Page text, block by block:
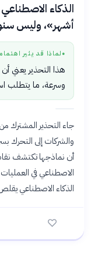
الذكاء
أشهر»، وليس
● لماذا قد يثير
هذا التحذير يعني
وسرعة، ما يتطلب
جاء التحذير المشترك
والشركات إلى التحرك
أن نماذجها تكتشف
الاصطناعي في
الذكاء الاصطناعي